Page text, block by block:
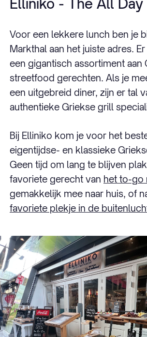
Elliniko - The All Day
Voor een lekkere lunch ben je
Markthal aan het juiste adres.
een gigantisch assortiment aan
streetfood gerechten. Als je
een uitgebreid diner, zijn er tal
authentieke Griekse grill
Bij Elliniko kom je voor het
eigentijdse- en klassieke
Geen tijd om lang te blijven
favoriete gerecht van het to-go
gemakkelijk mee naar huis, of
favoriete plekje in de